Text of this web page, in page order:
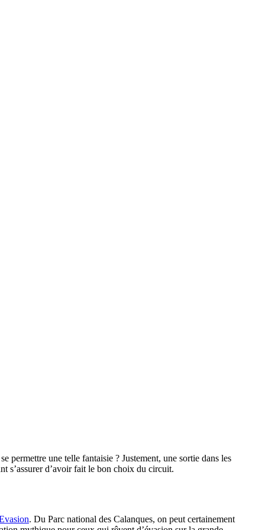
permettre une telle fantaisie ? Justement, une sortie dans les
s’assurer d’avoir fait le bon choix du circuit.
. Du Parc national des Calanques, on peut certainement